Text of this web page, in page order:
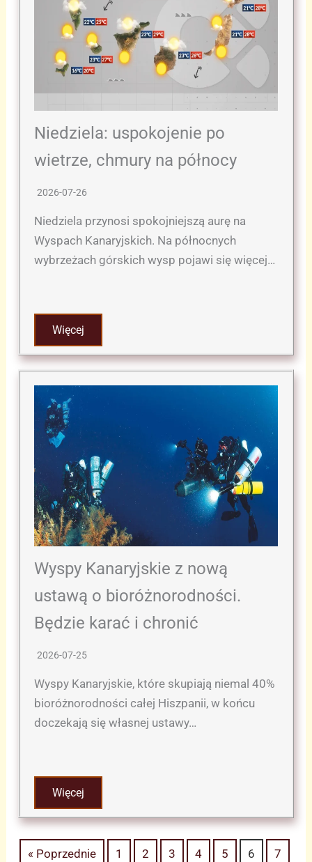
Niedziela: uspokojenie po
wietrze, chmury na północy
2026-07-26
Niedziela przynosi spokojniejszą aurę na
Wyspach Kanaryjskich. Na północnych
wybrzeżach górskich wysp pojawi się więcej…
Więcej
Wyspy Kanaryjskie z nową
ustawą o bioróżnorodności.
Będzie karać i chronić
2026-07-25
Wyspy Kanaryjskie, które skupiają niemal 40%
bioróżnorodności całej Hiszpanii, w końcu
doczekają się własnej ustawy…
Więcej
« Poprzednie 1 2 3 4 5 6 7